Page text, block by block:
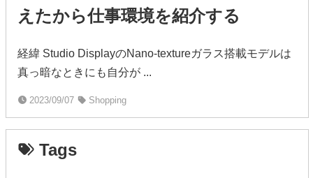
えたから仕事環境を紹介する
経緯 Studio DisplayのNano-textureガラス搭載モデルは
真っ暗なときにも自分が ...
2023/09/07 Shopping
Tags